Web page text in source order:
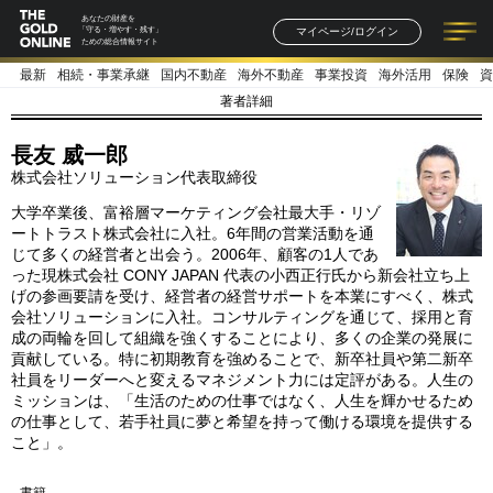
あなたの財産を
「守る・増やす・残す」
ための総合情報サイト
マイページ/ログイン
記事一覧 連載一覧
著者一覧 書籍一覧
最新 相続・事業承継 国内不動産 海外不動産 事業投資 海外活用 保険
著者詳細
長友 威一郎
株式会社ソリューション代表取締役
大学卒業後、富裕層マーケティング会社最大手・リゾ
ートトラスト株式会社に入社。6年間の営業活動を通
じて多くの経営者と出会う。2006年、顧客の1人であ
った現株式会社 CONY JAPAN 代表の小西正行氏から新会社立ち上
げの参画要請を受け、経営者の経営サポートを本業にすべく、株式
会社ソリューションに入社。コンサルティングを通じて、採用と育
成の両輪を回して組織を強くすることにより、多くの企業の発展に
貢献している。特に初期教育を強めることで、新卒社員や第二新卒
社員をリーダーへと変えるマネジメント力には定評がある。人生の
ミッションは、「生活のための仕事ではなく、人生を輝かせるため
の仕事として、若手社員に夢と希望を持って働ける環境を提供する
こと」。